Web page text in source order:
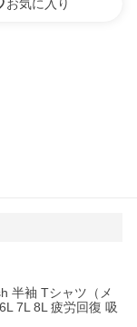
お気に入り
半袖 Tシャツ（メ
7L 8L 疲労回復 吸